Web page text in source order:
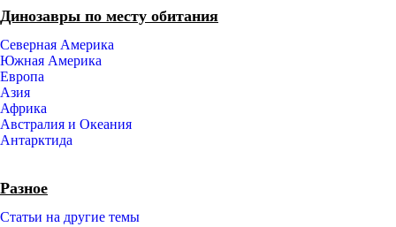
Динозавры по месту обитания
Северная Америка
Южная Америка
Европа
Азия
Африка
Австралия и Океания
Антарктида
Разное
Статьи на другие темы